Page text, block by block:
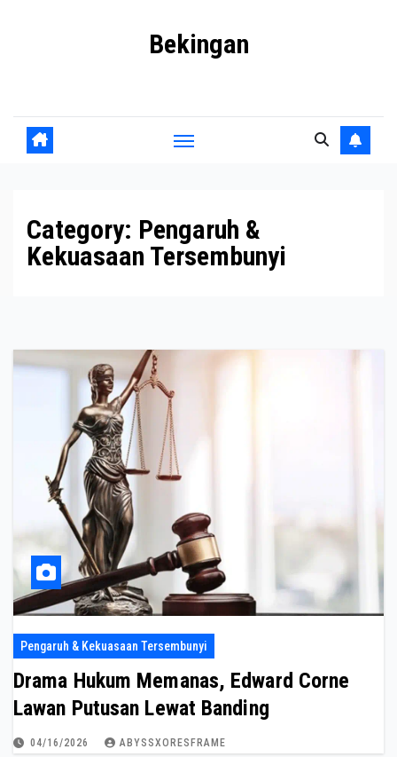
Bekingan
Category: Pengaruh &
Kekuasaan Tersembunyi
Pengaruh & Kekuasaan Tersembunyi
Drama Hukum Memanas, Edward Corne
Lawan Putusan Lewat Banding
04/16/2026 ABYSSXORESFRAME